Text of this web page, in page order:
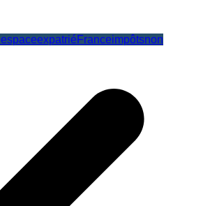
espaceexpatriéFranceimpôtsnon